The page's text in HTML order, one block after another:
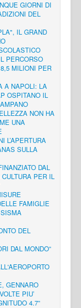
GIORNI DI
DEL
IL GRAND
PERCORSO
MILIONI PER
A NAPOLI: LA
OSPITANO IL
NON HA
UNA
L’APERTURA
SULLA
DAL
PER IL
FAMIGLIE
DEL
DAL MONDO”
GENNARO
PIU’
4.7”